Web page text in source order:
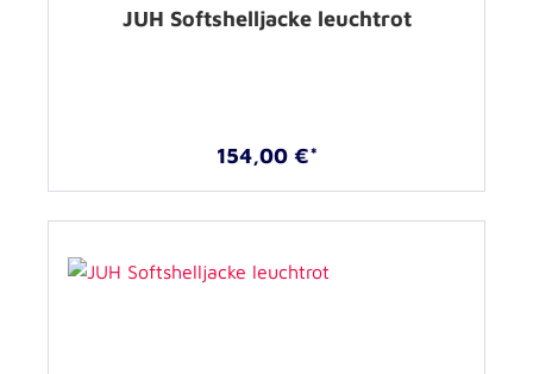
JUH Softshelljacke leuchtrot
154,00 €*